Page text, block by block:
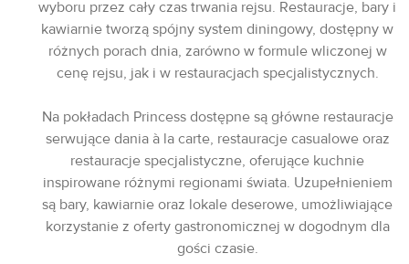
wyboru przez cały czas trwania rejsu. Restauracje, bary i
kawiarnie tworzą spójny system diningowy, dostępny w
różnych porach dnia, zarówno w formule wliczonej w
cenę rejsu, jak i w restauracjach specjalistycznych.
Na pokładach Princess dostępne są główne restauracje
serwujące dania à la carte, restauracje casualowe oraz
restauracje specjalistyczne, oferujące kuchnie
inspirowane różnymi regionami świata. Uzupełnieniem
są bary, kawiarnie oraz lokale deserowe, umożliwiające
korzystanie z oferty gastronomicznej w dogodnym dla
gości czasie.